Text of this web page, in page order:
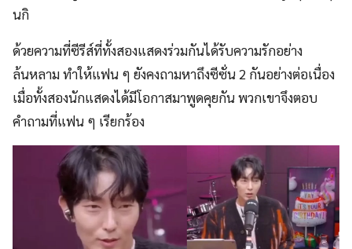
นกิ
ด้วยความที่ซีรีส์ที่ทั้งสองแสดงร่วมกันได้รับความรักอย่าง
ล้นหลาม ทำให้แฟน ๆ ยังคงถามหาถึงซีซั่น 2 กันอย่างต่อเนื่อง
เมื่อทั้งสองนักแสดงได้มีโอกาสมาพูดคุยกัน พวกเขาจึงตอบ
คำถามที่แฟน ๆ เรียกร้อง